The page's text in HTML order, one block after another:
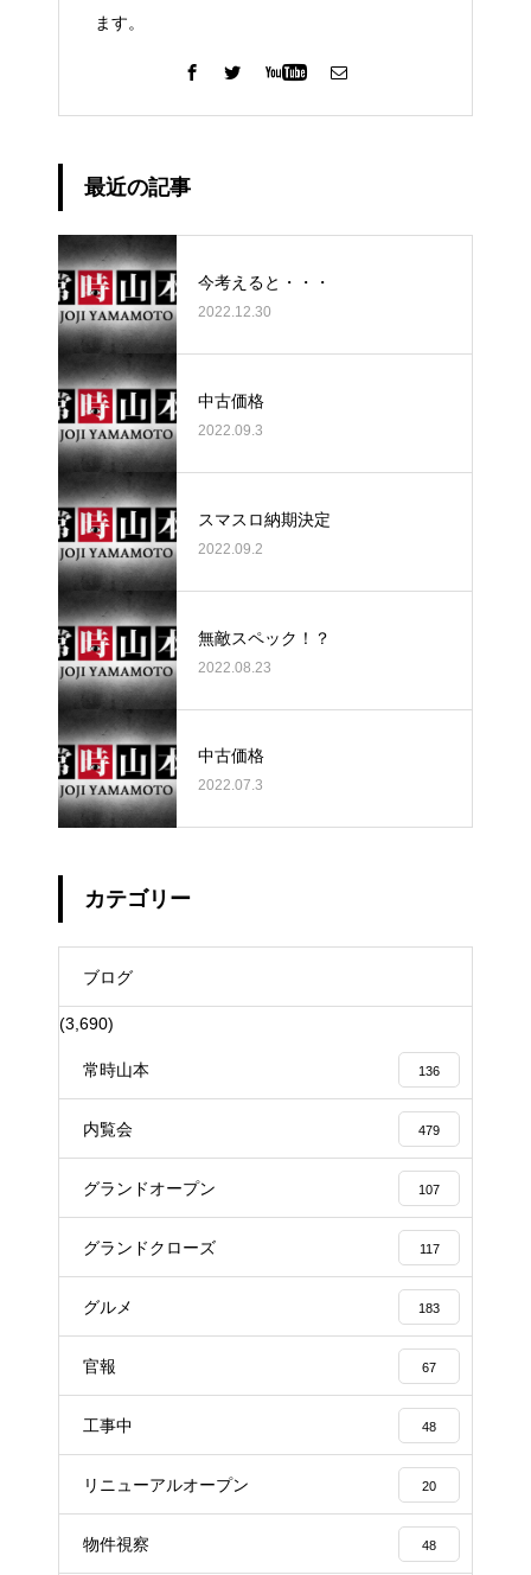
ます。
最近の記事
今考えると・・・
2022.12.30
中古価格
2022.09.3
スマスロ納期決定
2022.09.2
無敵スペック！？
2022.08.23
中古価格
2022.07.3
カテゴリー
ブログ
(3,690)
常時山本 136
内覧会 479
グランドオープン 107
グランドクローズ 117
グルメ 183
官報 67
工事中 48
リニューアルオープン 20
物件視察 48